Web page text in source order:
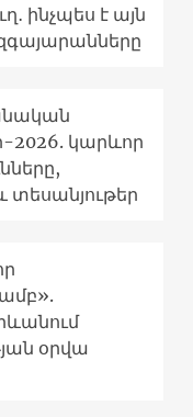
ինչպես է այն
2026. կարևոր
տեսանյութեր
օրվա